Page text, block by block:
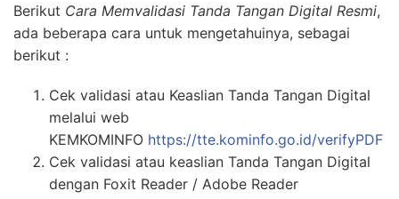
Berikut Cara Memvalidasi Tanda Tangan Digital Resmi,
ada beberapa cara untuk mengetahuinya, sebagai
berikut :
Cek validasi atau Keaslian Tanda Tangan Digital
melalui web
KEMKOMINFO https://tte.kominfo.go.id/verifyPDF
Cek validasi atau keaslian Tanda Tangan Digital
dengan Foxit Reader / Adobe Reader